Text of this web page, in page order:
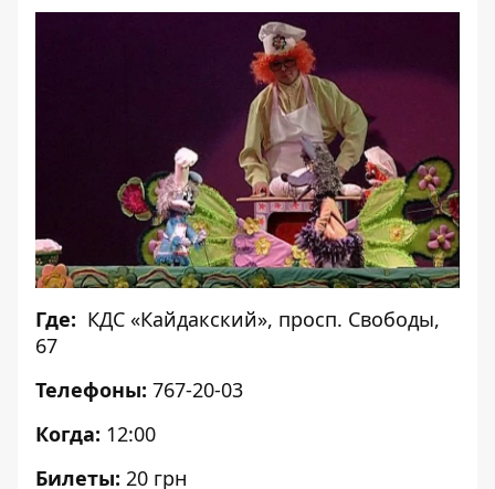
Где: КДС «Кайдакский», просп. Свободы,
67
Телефоны: 767-20-03
Когда: 12:00
Билеты: 20 грн